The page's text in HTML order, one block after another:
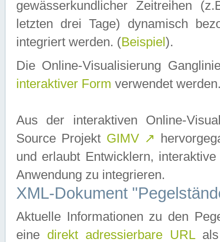
gewässerkundlicher Zeitreihen
letzten drei Tage) dynamisch
integriert werden. (Beispiel ).
Die Online-Visualisierung
interaktiver Form verwendet
Aus der interaktiven Online-
Source Projekt GIMV ↗
und erlaubt Entwicklern,
Anwendung zu integrieren.
XML-Dokument
Aktuelle Informationen zu den
eine direkt adressierbare URLals